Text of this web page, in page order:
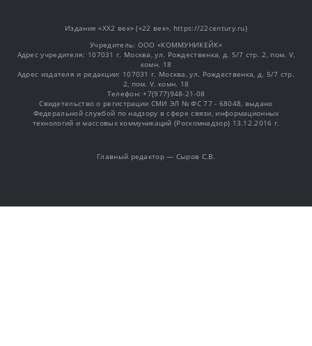
Издание «XX2 век» («22 век», https://22century.ru)
Учредитель: OOO «КОММУНИКЕЙК»
Адрес учредителя: 107031 г. Москва, ул. Рождественка, д. 5/7 стр. 2, пом. V,
комн. 18
Адрес издателя и редакции: 107031 г. Москва, ул. Рождественка, д. 5/7 стр.
2, пом. V, комн. 18
Телефон: +7(977)948-21-08
Свидетельство о регистрации СМИ ЭЛ № ФС 77 - 68048, выдано
Федеральной службой по надзору в сфере связи, информационных
технологий и массовых коммуникаций (Роскомнадзор) 13.12.2016 г.
Главный редактор — Сыров С.В.